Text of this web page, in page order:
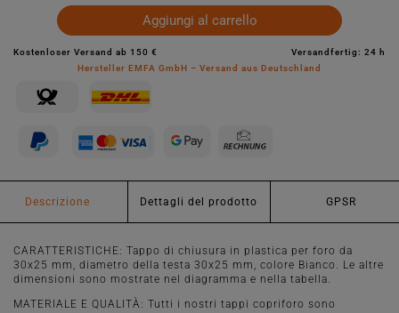
Aggiungi al carrello
Kostenloser Versand ab 150 €
Versandfertig: 24 h
Hersteller EMFA GmbH – Versand aus Deutschland
Descrizione Dettagli del prodotto GPSR
CARATTERISTICHE: Tappo di chiusura in plastica per foro da
30x25 mm, diametro della testa 30x25 mm, colore Bianco. Le altre
dimensioni sono mostrate nel diagramma e nella tabella.
MATERIALE E QUALITÀ: Tutti i nostri tappi copriforo sono